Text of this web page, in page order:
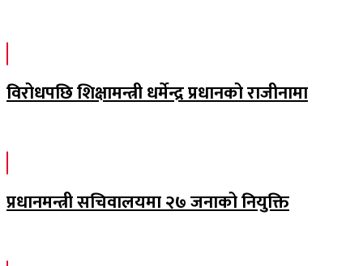
विरोधपछि शिक्षामन्त्री धर्मेन्द्र प्रधानको राजीनामा
प्रधानमन्त्री सचिवालयमा २७ जनाको नियुक्ति